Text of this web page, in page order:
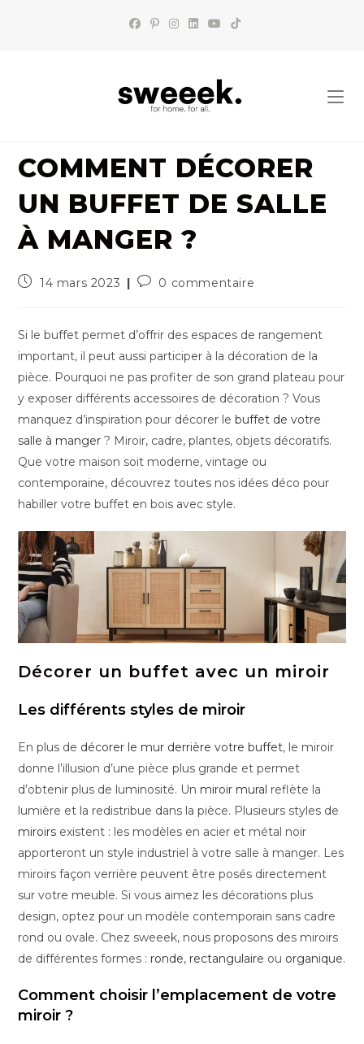
COMMENT DÉCORER
UN BUFFET DE SALLE
À MANGER ?
Publication
14 mars 2023
Commentaires
publication :
0 commentaire
Si le buffet permet d’offrir des espaces de rangement
important, il peut aussi participer à la décoration de la
pièce. Pourquoi ne pas profiter de son grand plateau pour
y exposer différents accessoires de décoration ? Vous
manquez d’inspiration pour décorer lebuffet de votre
salle à manger ? Miroir, cadre, plantes, objets décoratifs.
Que votre maison soit moderne, vintage ou
contemporaine, découvrez toutes nos idées déco pour
habiller votre buffet en bois avec style.
Décorer un buffet avec un miroir
Les différents styles de miroir
En plus de décorer le mur derrière votre buffet, le miroir
donne l’illusion d’une pièce plus grande et permet
d’obtenir plus de luminosité. Un miroir mural reflète la
lumière et la redistribue dans la pièce. Plusieurs styles de
miroirs existent : les modèles en acier et métal noir
apporteront un style industriel à votre salle à manger. Les
miroirs façon verrière peuvent être posés directement
sur votre meuble. Si vous aimez les décorations plus
design, optez pour un modèle contemporain sans cadre
rond ou ovale. Chez sweeek, nous proposons des miroirs
de différentes formes : ronde, rectangulaire ou organique.
Comment choisir l’emplacement de votre
miroir ?